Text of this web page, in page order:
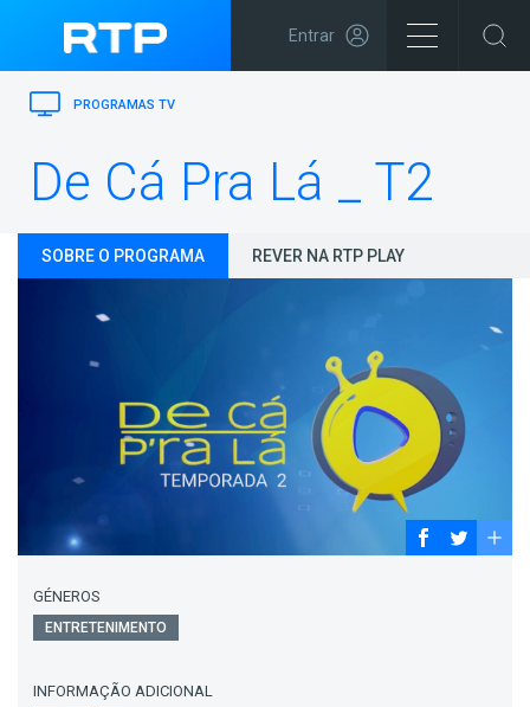
Entrar
PROGRAMAS TV
De Cá Pra Lá _ T2
SOBRE O PROGRAMA REVER NA RTP PLAY
GÉNEROS
ENTRETENIMENTO
INFORMAÇÃO ADICIONAL